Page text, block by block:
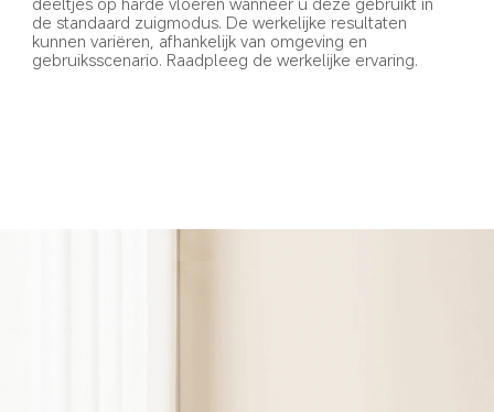
de standaard zuigmodus. De werkelijke resultaten
kunnen variëren, afhankelijk van omgeving en
gebruiksscenario. Raadpleeg de werkelijke ervaring.